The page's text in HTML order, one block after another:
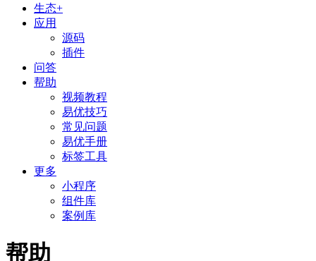
生态+
应用
源码
插件
问答
帮助
视频教程
易优技巧
常见问题
易优手册
标签工具
更多
小程序
组件库
案例库
帮助